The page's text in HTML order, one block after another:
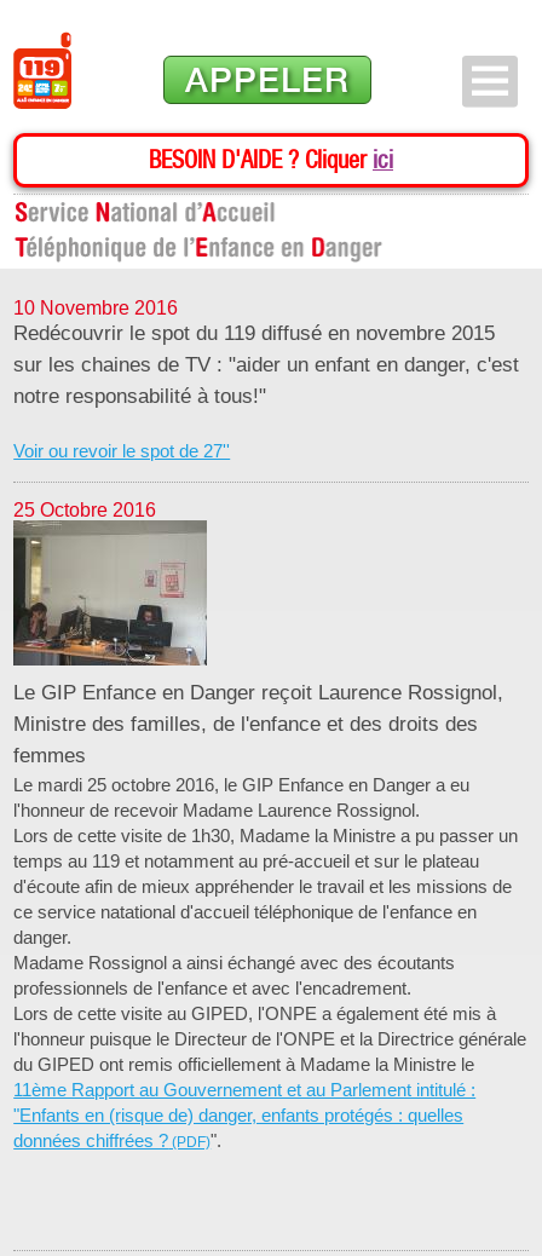
APPELER
BESOIN D'AIDE ? Cliquer ici
10 Novembre 2016
Redécouvrir le spot du 119 diffusé en novembre 2015
sur les chaines de TV : "aider un enfant en danger, c'est
notre responsabilité à tous!"
Voir ou revoir le spot de 27''
25 Octobre 2016
Le GIP Enfance en Danger reçoit Laurence Rossignol,
Ministre des familles, de l'enfance et des droits des
femmes
Le mardi 25 octobre 2016, le GIP Enfance en Danger a eu
l'honneur de recevoir Madame Laurence Rossignol.
Lors de cette visite de 1h30, Madame la Ministre a pu passer un
temps au 119 et notamment au pré-accueil et sur le plateau
d'écoute afin de mieux appréhender le travail et les missions de
ce service natational d'accueil téléphonique de l'enfance en
danger.
Madame Rossignol a ainsi échangé avec des écoutants
professionnels de l'enfance et avec l'encadrement.
Lors de cette visite au GIPED, l'ONPE a également été mis à
l'honneur puisque le Directeur de l'ONPE et la Directrice générale
du GIPED ont remis officiellement à Madame la Ministre le
11ème Rapport au Gouvernement et au Parlement intitulé :
"Enfants en (risque de) danger, enfants protégés : quelles
données chiffrées ?
".